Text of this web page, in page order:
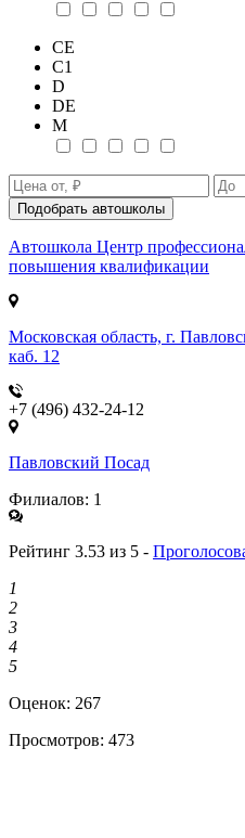
СE
С1
D
DE
М
Подобрать автошколы
Автошкола Центр
повышения квалификации
Московская область, г.
каб. 12
+7 (496) 432-24-12
Павловский Посад
Филиалов: 1
Рейтинг 3.53 из 5 -
1
2
3
4
5
Оценок: 267
Просмотров: 473